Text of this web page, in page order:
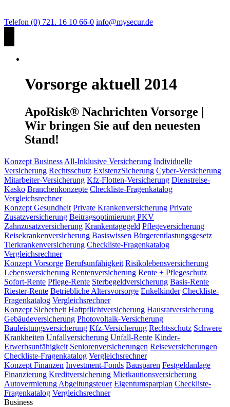
Telefon (0) 721. 16 10 66-0 info@mysecur.de
Vorsorge aktuell 2014
ApoRisk® Nachrichten Vorsorge |
Wir bringen Sie auf den neuesten
Stand!
Konzept Business All-Inklusive Versicherung Individuelle
Versicherung Rechtsschutz ExistenzSicherung Cyber-Versicherung
Mitarbeiter-Versicherung Kfz-Flotten-Versicherung Dienstreise-
Kasko Branchenkonzepte Checkliste-Fragenkatalog
Vergleichsrechner
Konzept Gesundheit Private Krankenversicherung Private
Zusatzversicherung Beitragsoptimierung PKV
Zahnzusatzversicherung Krankentagegeld Pflegeversicherung
Reisekrankenversicherung Basiswissen Bürgerentlastungsgesetz
Tierkrankenversicherung Checkliste-Fragenkatalog
Vergleichsrechner
Konzept Vorsorge Berufsunfähigkeit Risikolebensversicherung
Lebensversicherung Rentenversicherung Rente + Pflegeschutz
Sofort-Rente Pflege-Rente Sterbegeldversicherung Basis-Rente
Riester-Rente Betriebliche Altersvorsorge Enkelkinder Checkliste-
Fragenkatalog Vergleichsrechner
Konzept Sicherheit Haftpflichtversicherung Hausratversicherung
Gebäudeversicherung Photovoltaik-Versicherung
Bauleistungsversicherung Kfz-Versicherung Rechtsschutz Schwere
Krankheiten Unfallversicherung Unfall-Rente Kinder-
Erwerbsunfähigkeit Seniorenversicherungen Reiseversicherungen
Checkliste-Fragenkatalog Vergleichsrechner
Konzept Finanzen Investment-Fonds Bausparen Festgeldanlage
Finanzierung Kreditversicherung Mietkautionsversicherung
Autovermietung Abgeltungsteuer Eigentumsparplan Checkliste-
Fragenkatalog Vergleichsrechner
Business